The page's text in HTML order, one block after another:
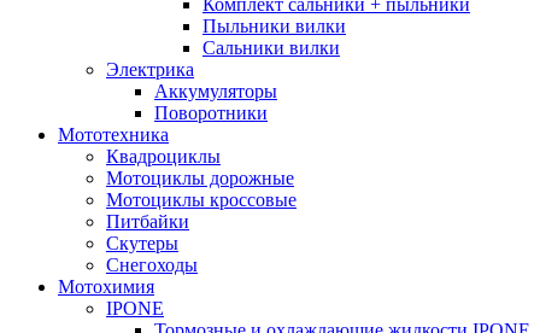
Комплект сальники + пыльники
Пыльники вилки
Сальники вилки
Электрика
Аккумуляторы
Поворотники
Мототехника
Квадроциклы
Мотоциклы дорожные
Мотоциклы кроссовые
Питбайки
Скутеры
Снегоходы
Мотохимия
IPONE